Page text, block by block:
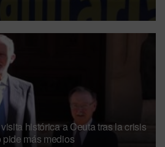
histórica a Ceuta tras la crisis
más medios